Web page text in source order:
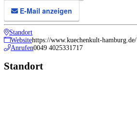
E-Mail anzeigen
Standort
Websitehttps://www.kuechenkult-hamburg.de/
Anrufen0049 4025331717
Standort